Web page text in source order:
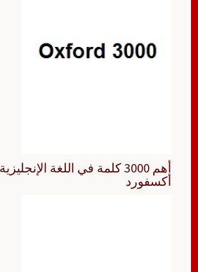
أهم 3000 كلمة في اللغة
أكسفورد